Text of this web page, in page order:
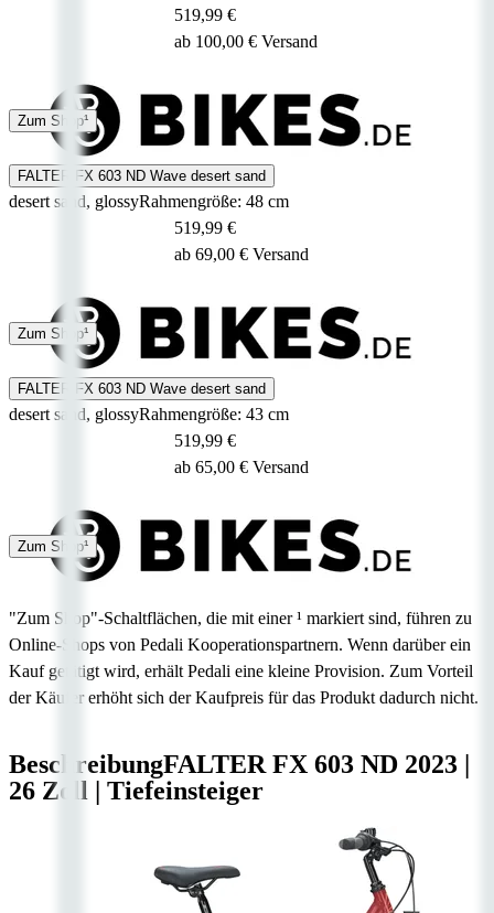
4 - 7 Tage
519,99 €
ab 100,00 € Versand
Zum Shop¹
FALTER FX 603 ND Wave desert sand
desert sand, glossyRahmengröße: 48 cm
4 - 7 Tage
519,99 €
ab 69,00 € Versand
Zum Shop¹
FALTER FX 603 ND Wave desert sand
desert sand, glossyRahmengröße: 43 cm
4 - 7 Tage
519,99 €
ab 65,00 € Versand
Zum Shop¹
"Zum Shop"-Schaltflächen, die mit einer ¹ markiert sind, führen zu
Online-Shops von Pedali Kooperationspartnern. Wenn darüber ein
Kauf getätigt wird, erhält Pedali eine kleine Provision. Zum Vorteil
der Käufer erhöht sich der Kaufpreis für das Produkt dadurch nicht.
BeschreibungFALTER FX 603 ND 2023 |
26 Zoll | Tiefeinsteiger